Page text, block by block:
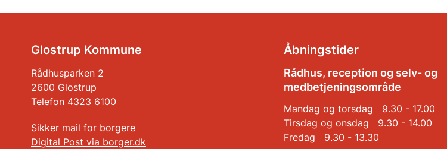
Glostrup Kommune
Rådhusparken 2
2600 Glostrup
Telefon 4323 6100
Sikker mail for borgere
Digital Post via borger.dk
Åbningstider
Rådhus, reception og selv- og
medbetjeningsområde
Mandag og torsdag 9.30 - 17.00
Tirsdag og onsdag 9.30 - 14.00
Fredag 9.30 - 13.30